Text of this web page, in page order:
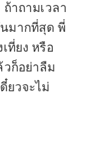
ถ้าถามเวลา
มากที่สุด พี่
ที่ยง หรือ
ก็อย่าลืม
ยวจะไม่